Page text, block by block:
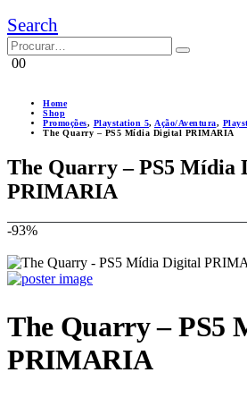
Search
00
Home
Shop
Promoções, Playstation 5, Ação/Aventura,
The Quarry – PS5 Mídia Digital PRIMARIA
The Quarry – PS5 Mídia
PRIMARIA
-93%
The Quarry – PS5
PRIMARIA